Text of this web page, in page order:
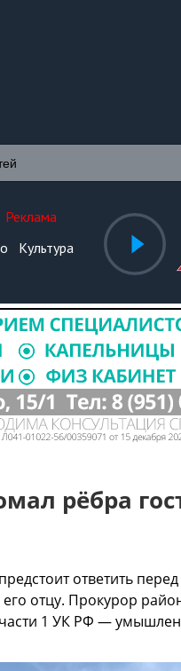
Реклама
Культура
рёбра
ответить
отцу. Прокурор
части 1 УК РФ —